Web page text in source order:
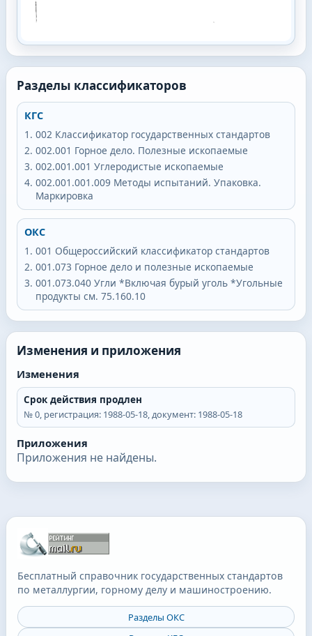
Разделы классификаторов
КГС
002 Классификатор государственных стандартов
002.001 Горное дело. Полезные ископаемые
002.001.001 Углеродистые ископаемые
002.001.001.009 Методы испытаний. Упаковка.
Маркировка
ОКС
001 Общероссийский классификатор стандартов
001.073 Горное дело и полезные ископаемые
001.073.040 Угли *Включая бурый уголь *Угольные
продукты см. 75.160.10
Изменения и приложения
Изменения
Срок действия продлен
№0, регистрация: 1988-05-18, документ: 1988-05-18
Приложения
Приложения не найдены.
Бесплатный справочник государственных стандартов
по металлургии, горному делу и машиностроению.
Разделы ОКС